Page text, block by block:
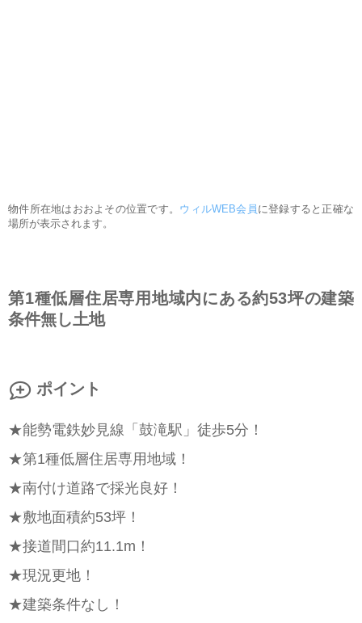
物件所在地はおおよその位置です。 ウィルWEB会員 に登録すると正確な
場所が表示されます。
第1種低層住居専用地域内にある約53坪の建築
条件無し土地
ポイント
★能勢電鉄妙見線「鼓滝駅」徒歩5分！
★第1種低層住居専用地域！
★南付け道路で採光良好！
★敷地面積約53坪！
★接道間口約11.1m！
★現況更地！
★建築条件なし！